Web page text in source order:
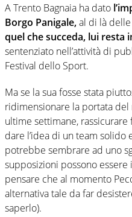
A Trento Bagnaia ha dato
Borgo Panigale,al di là
quel che succeda, lui resta
sentenziato nell’attività di
Festival dello Sport.
Ma se la sua fosse stata
ridimensionare la portata
ultime settimane, rassicurare
dare l’idea di un team solido
potrebbe sembrare ad uno
supposizioni possono
pensare che al momento
alternativa tale da far
saperlo).